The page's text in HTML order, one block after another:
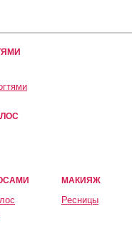
МАКИЯЖ
Ресницы